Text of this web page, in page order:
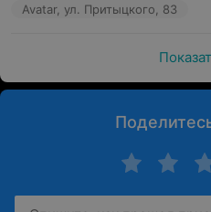
Avatar, ул. Притыцкого, 83